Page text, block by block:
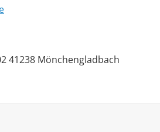
41238 Mönchengladbach